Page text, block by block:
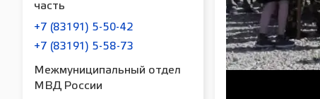
часть
+7 (83191) 5-50-42
+7 (83191) 5-58-73
Межмуниципальный отдел
МВД России